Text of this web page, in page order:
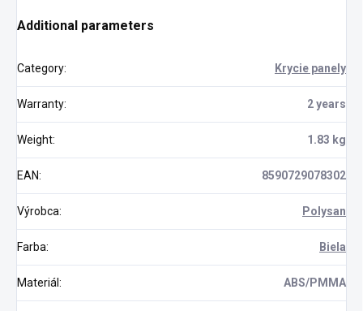
Additional parameters
Category: Krycie panely
Warranty: 2 years
Weight: 1.83 kg
EAN: 8590729078302
Výrobca: Polysan
Farba: Biela
Materiál: ABS/PMMA